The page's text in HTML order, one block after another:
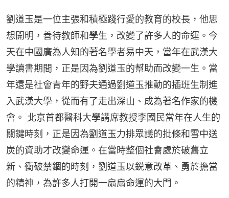
劉道玉是一位主張和積極踐行愛的教育的校長，他思
想開明，善待教師和學生，改變了許多人的命運。今
天在中國廣為人知的著名學者易中天，當年在武漢大
學讀書期間，正是因為劉道玉的幫助而改變一生。當
年還是社會青年的野夫通過劉道玉推動的插班生制進
入武漢大學，從而有了走出深山、成為著名作家的機
會。 北京首都醫科大學講席教授李國民當年在人生的
關鍵時刻，正是因為劉道玉力排眾議的批條和雪中送
炭的資助才改變命運。在當時整個社會處於破舊立
新、衝破禁錮的時刻，劉道玉以鋭意改革、勇於擔當
的精神，為許多人打開一扇扇命運的大門。